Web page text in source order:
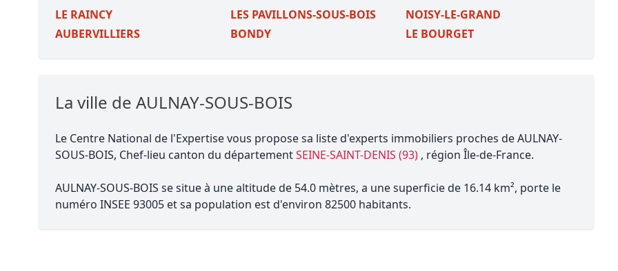
LE RAINCY
LES PAVILLONS-SOUS-BOIS
NOISY-LE-GRAND
AUBERVILLIERS
BONDY LE BOURGET
La ville de AULNAY-SOUS-BOIS
Le Centre National de l'Expertise vous propose sa liste d'experts immobiliers proches de AULNAY-
SOUS-BOIS, Chef-lieu canton du départementSEINE-SAINT-DENIS (93) , région Île-de-France.
AULNAY-SOUS-BOIS se situe à une altitude de 54.0 mètres, a une superficie de 16.14 km², porte le
numéro INSEE 93005 et sa population est d'environ 82500 habitants.